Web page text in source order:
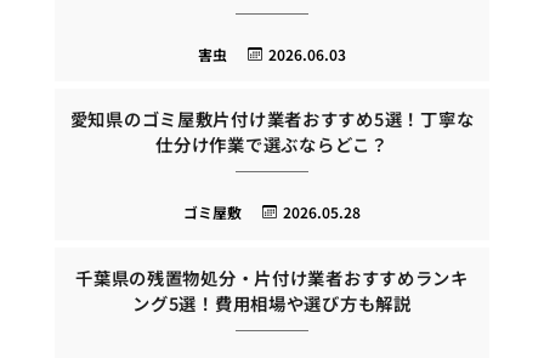
2026.06.03
害虫
愛知県のゴミ屋敷片付け業者おすすめ5選！丁寧な
仕分け作業で選ぶならどこ？
2026.05.28
ゴミ屋敷
千葉県の残置物処分・片付け業者おすすめランキ
ング5選！費用相場や選び方も解説